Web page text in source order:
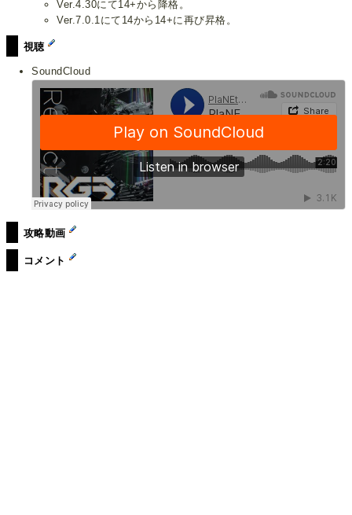
Ver.4.30にて14+から降格。
Ver.7.0.1にて14から14+に再び昇格。
視聴
SoundCloud
攻略動画
コメント